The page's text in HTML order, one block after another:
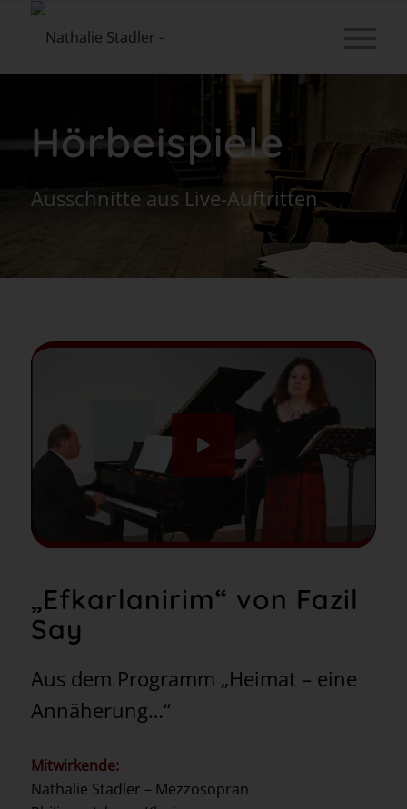
Hörbeispiele
Ausschnitte aus Live-Auftritten
„Efkarlanirim“ von Fazil
Say
Aus dem Programm „Heimat – eine
Annäherung…“
Mitwirkende:
Nathalie Stadler – Mezzosopran